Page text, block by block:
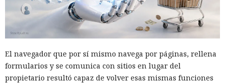
El navegador que por sí mismo navega por páginas, rellena
formularios y se comunica con sitios en lugar del
propietario resultó capaz de volver esas mismas funciones